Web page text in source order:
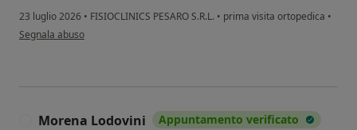
23 luglio 2026 • FISIOCLINICS PESARO S.R.L. • prima visita ortopedica •
secondo l'opinione dell'utente Federico Russo
Segnala abuso
Morena Lodovini Appuntamento verificato